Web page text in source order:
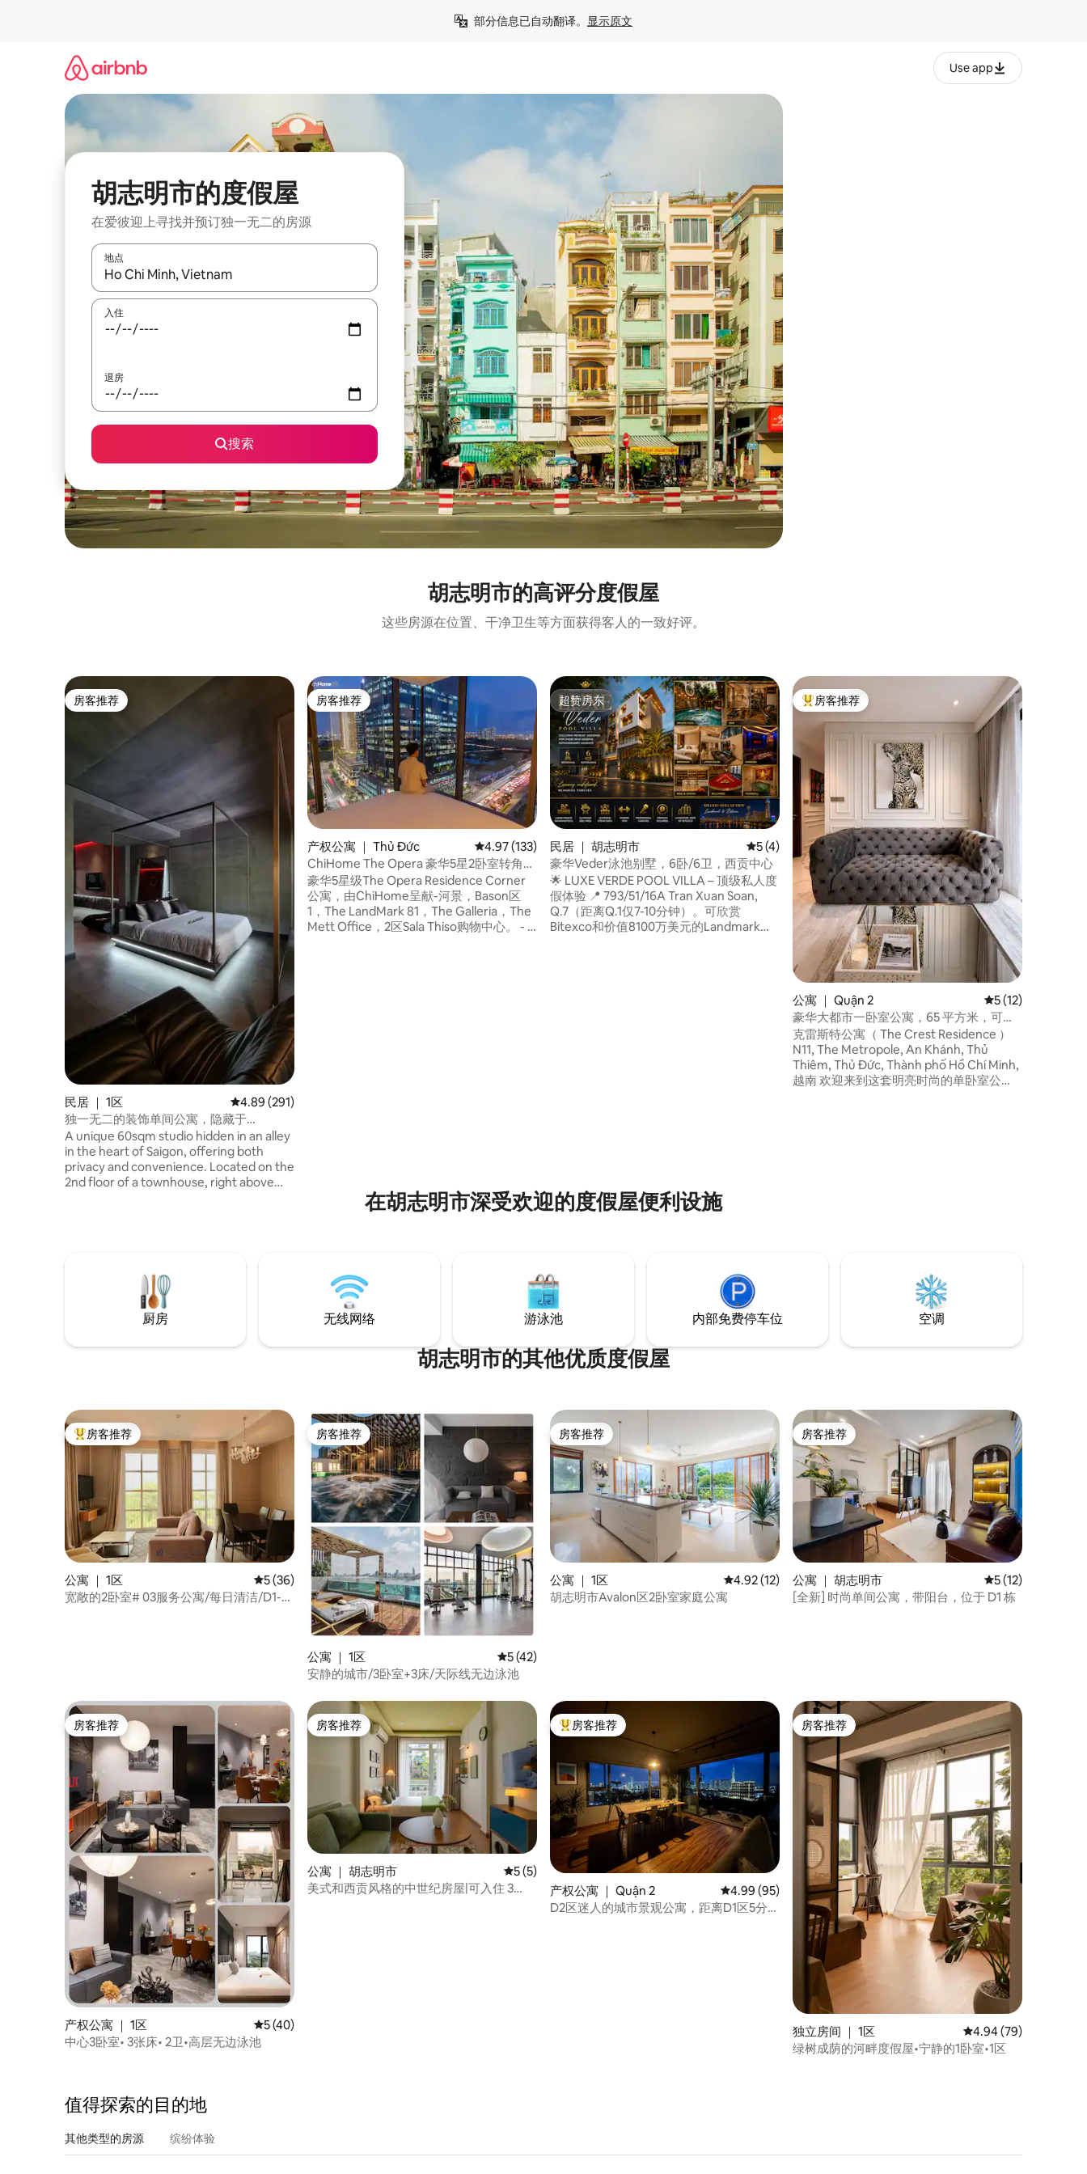
部分信息已自动翻译。 显示原文
Use app
胡志明市的度假屋
在爱彼迎上寻找并预订独一无二的房源
地点
如有搜索结果，请使用上下方向键查看，或通过点击或滑动手势浏览。
入住
退房
搜索
胡志明市的高评分度假屋
这些房源在位置、干净卫生等方面获得客人的一致好评。
房客推荐
房客推荐
民居 ｜ 1区 平均评分 4.89 分（满分 5 分），共 291 条评价
4.89 (291)
独一无二的装饰单间公寓，隐藏于
BeanThere咖啡
A unique 60sqm studio hidden in an alley
in the heart of Saigon, offering both
privacy and convenience. Located on the
2nd floor of a townhouse, right above
Each guest is provided with one meal (1
food & drink) at café downstairs/each
night booked. Free housekeeping for
stays over 4 nights with 1-day notice.
房客推荐
房客推荐
产权公寓 ｜ Thủ Đức 平均评分 4.97 分（满分 5 分），共 133 条评价
4.97 (133)
ChiHome The Opera 豪华5星2卧室转角公
寓
豪华5星级The Opera Residence Corner
公寓，由ChiHome呈献-河景，Bason区
1，The LandMark 81，The Galleria，The
Mett Office，2区Sala Thiso购物中心。 - B
超赞房东
超赞房东
民居 ｜ 胡志明市 平均评分 5 分（满分 5 分），共 4 条评价
5 (4)
豪华Veder泳池别墅，6卧/6卫，西贡中心
🌟 LUXE VERDE POOL VILLA – 顶级私人度
假体验 📍 793/51/16A Tran Xuan Soan,
Q.7（距离Q.1仅7-10分钟）。可欣赏
Bitexco和价值8100万美元的Landmark的
热门「房客推荐」
房客推荐
公寓 ｜ Quận 2 平均评分 5 分（满
5 (12)
豪华大都市一卧室公寓，65 平方米，可欣
赏 Cau Ba Son 美景
克雷斯特公寓（ The Crest Residence ）
N11, The Metropole, An Khánh, Thủ
Thiêm, Thủ Đức, Thành phố Hồ Chí Minh,
越南 欢迎来到这套明亮时尚的单卧室公
在胡志明市深受欢迎的度假屋便利设施
厨房 无线网络 游泳池 内部免费停车位 空调
胡志明市的其他优质度假屋
热门「房客推荐」
房客推荐
公寓 ｜ 1区 平均评分 5 分（满分 5 分），共 36 条评价
5 (36)
宽敞的2卧室# 03服务公寓/每日清洁/D1-
房客推荐
房客推荐
公寓 ｜ 1区 平均评分 5 分（满分 5 分），共 42 条评价
5 (42)
安静的城市/3卧室+3床/天际线无边泳池
房客推荐
房客推荐
公寓 ｜ 1区 平均评分 4.92 分（满分 5 分），共 12 条评价
4.92 (12)
胡志明市Avalon区2卧室家庭公寓
房客推荐
房客推荐
公寓 ｜ 胡志明市 平均评分 5 分（满
5 (12)
[全新] 时尚单间公寓，带阳台，位于 D1 栋
房客推荐
房客推荐
产权公寓 ｜ 1区 平均评分 5 分（满分 5 分），共 40 条评价
5 (40)
中心3卧室• 3张床• 2卫•高层无边泳池
房客推荐
房客推荐
公寓 ｜ 胡志明市 平均评分 5 分（满分 5 分），共 5 条评价
5 (5)
美式和西贡风格的中世纪房屋|可入住 3
热门「房客推荐」
房客推荐
产权公寓 ｜ Quận 2 平均评分 4.99 分（满分 5 分），共 95 条评价
4.99 (95)
D2区迷人的城市景观公寓，距离D1区5分钟
房客推荐
房客推荐
独立房间 ｜ 1区 平均评分 4.94 分（满
4.94 (79)
绿树成荫的河畔度假屋•宁静的1卧室•1区
值得探索的目的地
其他类型的房源 缤纷体验